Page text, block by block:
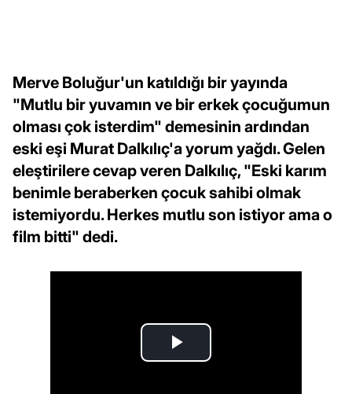
Merve Boluğur'un katıldığı bir yayında
"Mutlu bir yuvamın ve bir erkek çocuğumun
olması çok isterdim" demesinin ardından
eski eşi Murat Dalkılıç'a yorum yağdı. Gelen
eleştirilere cevap veren Dalkılıç, "Eski karım
benimle beraberken çocuk sahibi olmak
istemiyordu. Herkes mutlu son istiyor ama o
film bitti" dedi.